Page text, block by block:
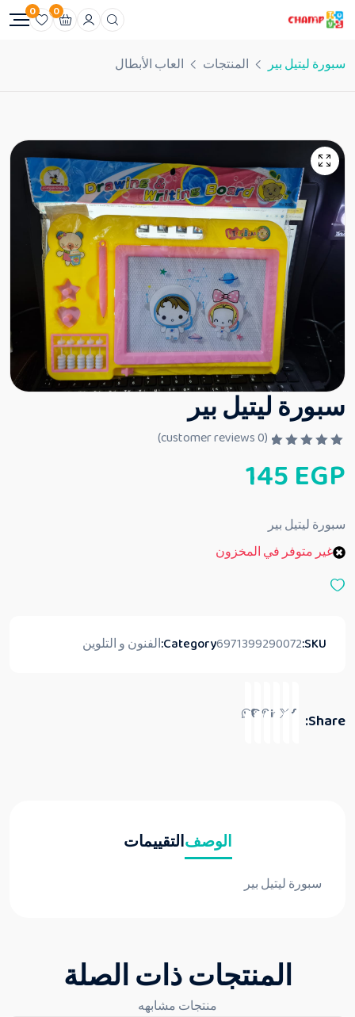
0
0
سبورة ليتيل بير المنتجات العاب الأبطال
سبورة ليتيل بير
م
ا
ي
م
ن
(
0
145EGP
سبورة ليتيل بير
غير متوفر في المخزون
SKU:
6971399290072
Category: الفنون و التلوين
Share:
الوصفالتقييمات
سبورة ليتيل بير
المنتجات ذات الصلة
منتجات مشابهه